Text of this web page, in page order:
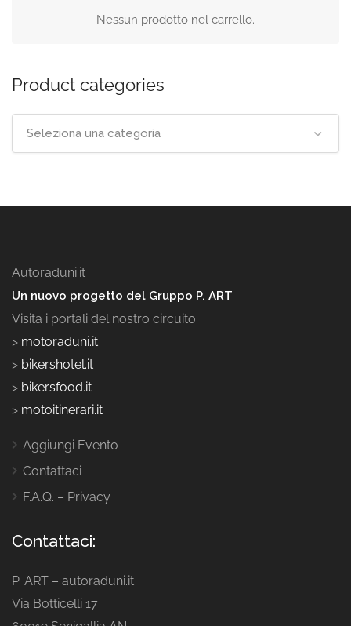
Nessun prodotto nel carrello.
Product categories
Seleziona una categoria
Autoraduni.it
Un nuovo progetto del Gruppo P. ART
Visita i portali del nostro circuito:
> motoraduni.it
> bikershotel.it
> bikersfood.it
> motoitinerari.it
Aggiungi Evento
Contattaci
F.A.Q. – Privacy
Contattaci:
P. ART – autoraduni.it
Via Botticelli 17